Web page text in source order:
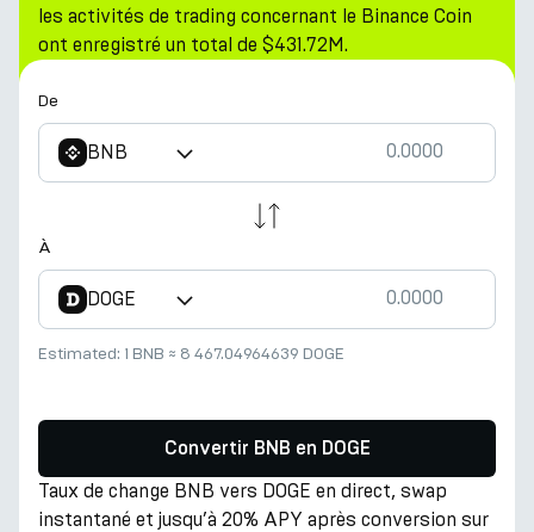
les activités de trading concernant le Binance Coin
ont enregistré un total de $431.72M.
De
BNB
À
DOGE
Estimated: 1 BNB ≈ 8 467.04964639 DOGE
Convertir BNB en DOGE
Taux de change BNB vers DOGE en direct, swap
instantané et jusqu’à 20% APY après conversion sur